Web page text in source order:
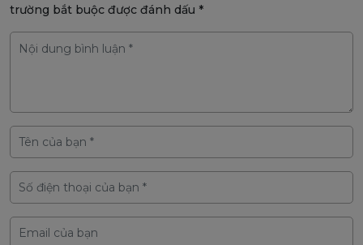
trường bắt buộc được đánh dấu *